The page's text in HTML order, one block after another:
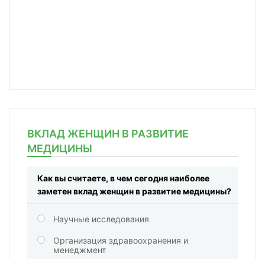
ВКЛАД ЖЕНЩИН В РАЗВИТИЕ
МЕДИЦИНЫ
Как вы считаете, в чем сегодня наиболее
заметен вклад женщин в развитие медицины?
Научные исследования
Организация здравоохранения и
менеджмент